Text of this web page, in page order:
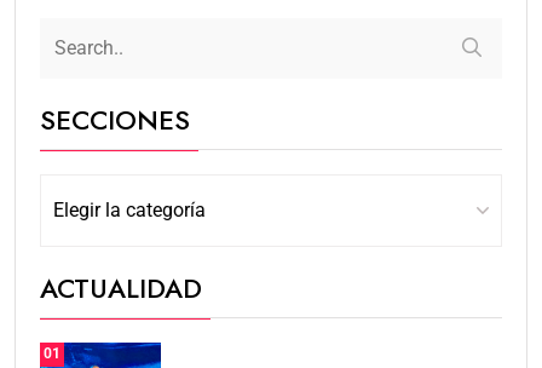
SECCIONES
ACTUALIDAD
01